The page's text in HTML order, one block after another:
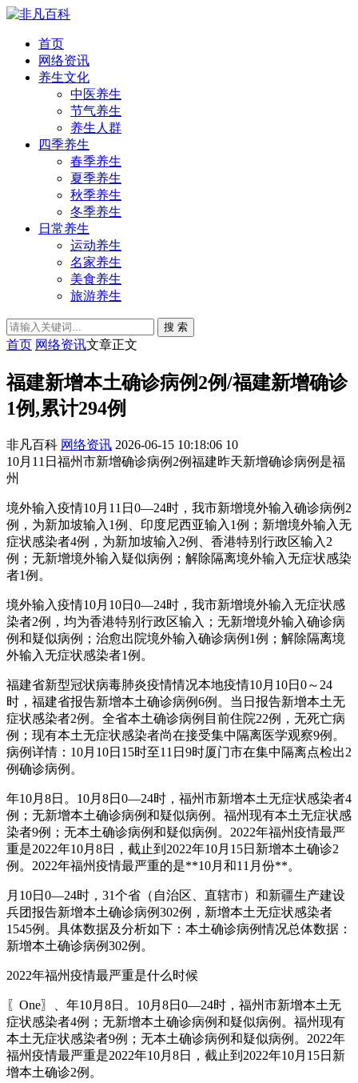
首页
网络资讯
养生文化
中医养生
节气养生
养生人群
四季养生
春季养生
夏季养生
秋季养生
冬季养生
日常养生
运动养生
名家养生
美食养生
旅游养生
搜 索
首页 网络资讯文章正文
福建新增本土确诊病例2例/福建新增确诊
1例,累计294例
非凡百科 网络资讯 2026-06-15 10:18:06 10
10月11日福州市新增确诊病例2例福建昨天新增确诊病例是福
州
境外输入疫情10月11日0—24时，我市新增境外输入确诊病例2
例，为新加坡输入1例、印度尼西亚输入1例；新增境外输入无
症状感染者4例，为新加坡输入2例、香港特别行政区输入2
例；无新增境外输入疑似病例；解除隔离境外输入无症状感染
者1例。
境外输入疫情10月10日0—24时，我市新增境外输入无症状感
染者2例，均为香港特别行政区输入；无新增境外输入确诊病
例和疑似病例；治愈出院境外输入确诊病例1例；解除隔离境
外输入无症状感染者1例。
福建省新型冠状病毒肺炎疫情情况本地疫情10月10日0～24
时，福建省报告新增本土确诊病例6例。当日报告新增本土无
症状感染者2例。全省本土确诊病例目前住院22例，无死亡病
例；现有本土无症状感染者尚在接受集中隔离医学观察9例。
病例详情：10月10日15时至11日9时厦门市在集中隔离点检出2
例确诊病例。
年10月8日。10月8日0—24时，福州市新增本土无症状感染者4
例；无新增本土确诊病例和疑似病例。福州现有本土无症状感
染者9例；无本土确诊病例和疑似病例。2022年福州疫情最严
重是2022年10月8日，截止到2022年10月15日新增本土确诊2
例。2022年福州疫情最严重的是**10月和11月份**。
月10日0—24时，31个省（自治区、直辖市）和新疆生产建设
兵团报告新增本土确诊病例302例，新增本土无症状感染者
1545例。具体数据及分析如下：本土确诊病例情况总体数据：
新增本土确诊病例302例。
2022年福州疫情最严重是什么时候
〖One〗、年10月8日。10月8日0—24时，福州市新增本土无
症状感染者4例；无新增本土确诊病例和疑似病例。福州现有
本土无症状感染者9例；无本土确诊病例和疑似病例。2022年
福州疫情最严重是2022年10月8日，截止到2022年10月15日新
增本土确诊2例。